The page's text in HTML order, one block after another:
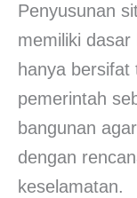
Penyusunan
memiliki
hanya bersifat
pemerintah
bangunan
dengan
keselamatan.